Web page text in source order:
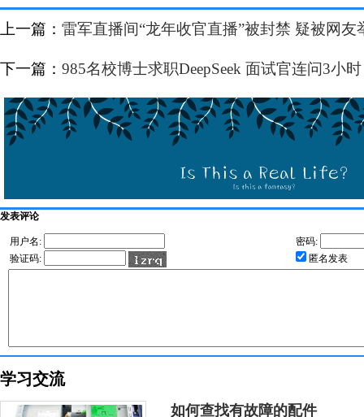
上一篇： 雷军直播间“龙年收官直播”被封禁 疑被网友
下一篇： 985名校博士求职DeepSeek 面试官连问3小时
发表评论
用户名:
密码:
验证码:
匿名发表
学习交流
如何查找有故障的配件